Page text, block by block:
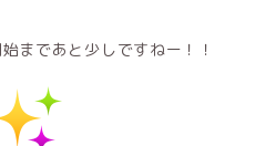
まであと少しですねー！！